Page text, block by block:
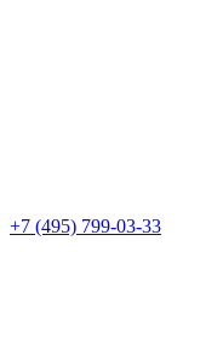
+7 (495) 799-03-33